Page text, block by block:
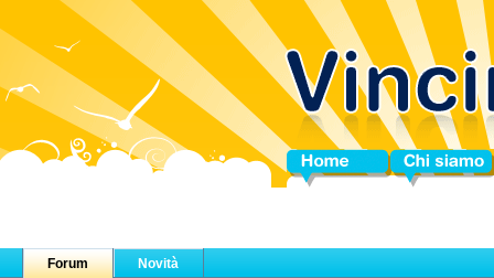
Home Chi siamo
Forum Novità